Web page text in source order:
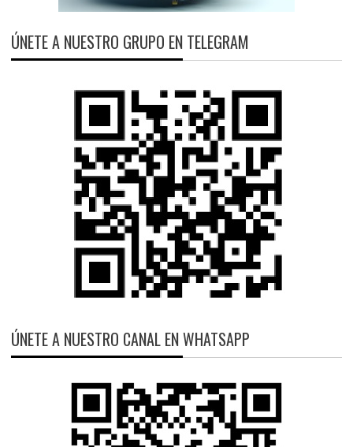
ÚNETE A NUESTRO GRUPO EN TELEGRAM
ÚNETE A NUESTRO CANAL EN WHATSAPP